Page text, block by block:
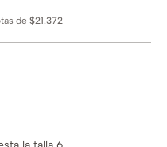
de $21.372